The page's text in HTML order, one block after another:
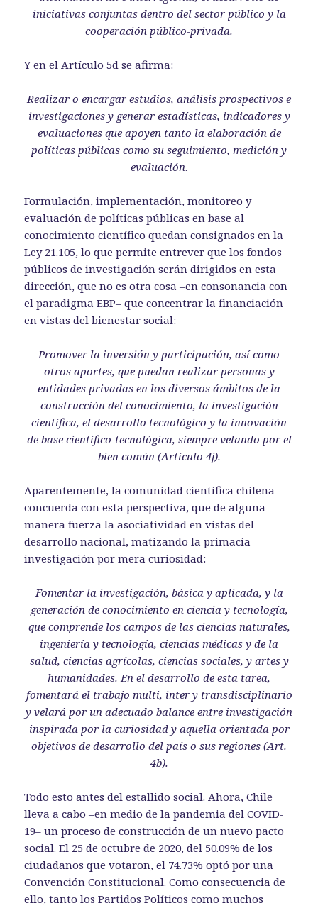
iniciativas conjuntas dentro del sector público y la
cooperación público-privada.
Y en el Artículo 5d se afirma:
Realizar o encargar estudios, análisis prospectivos e
investigaciones y generar estadísticas, indicadores y
evaluaciones que apoyen tanto la elaboración de
políticas públicas como su seguimiento, medición y
evaluación.
Formulación, implementación, monitoreo y
evaluación de políticas públicas en base al
conocimiento científico quedan consignados en la
Ley 21.105, lo que permite entrever que los fondos
públicos de investigación serán dirigidos en esta
dirección, que no es otra cosa –en consonancia con
el paradigma EBP– que concentrar la financiación
en vistas del bienestar social:
Promover la inversión y participación, así como
otros aportes, que puedan realizar personas y
entidades privadas en los diversos ámbitos de la
construcción del conocimiento, la investigación
científica, el desarrollo tecnológico y la innovación
de base científico-tecnológica, siempre velando por el
bien común (Artículo 4j).
Aparentemente, la comunidad científica chilena
concuerda con esta perspectiva, que de alguna
manera fuerza la asociatividad en vistas del
desarrollo nacional, matizando la primacía
investigación por mera curiosidad:
Fomentar la investigación, básica y aplicada, y la
generación de conocimiento en ciencia y tecnología,
que comprende los campos de las ciencias naturales,
ingeniería y tecnología, ciencias médicas y de la
salud, ciencias agrícolas, ciencias sociales, y artes y
humanidades. En el desarrollo de esta tarea,
fomentará el trabajo multi, inter y transdisciplinario
y velará por un adecuado balance entre investigación
inspirada por la curiosidad y aquella orientada por
objetivos de desarrollo del país o sus regiones (Art.
4b).
Todo esto antes del estallido social. Ahora, Chile
lleva a cabo –en medio de la pandemia del COVID-
19– un proceso de construcción de un nuevo pacto
social. El 25 de octubre de 2020, del 50.09% de los
ciudadanos que votaron, el 74.73% optó por una
Convención Constitucional. Como consecuencia de
ello, tanto los Partidos Políticos como muchos